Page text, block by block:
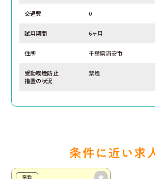
交通費 0
試用期間 6ヶ月
住所 千葉県浦安市
受動喫煙防止
措置の状況
禁煙
常勤